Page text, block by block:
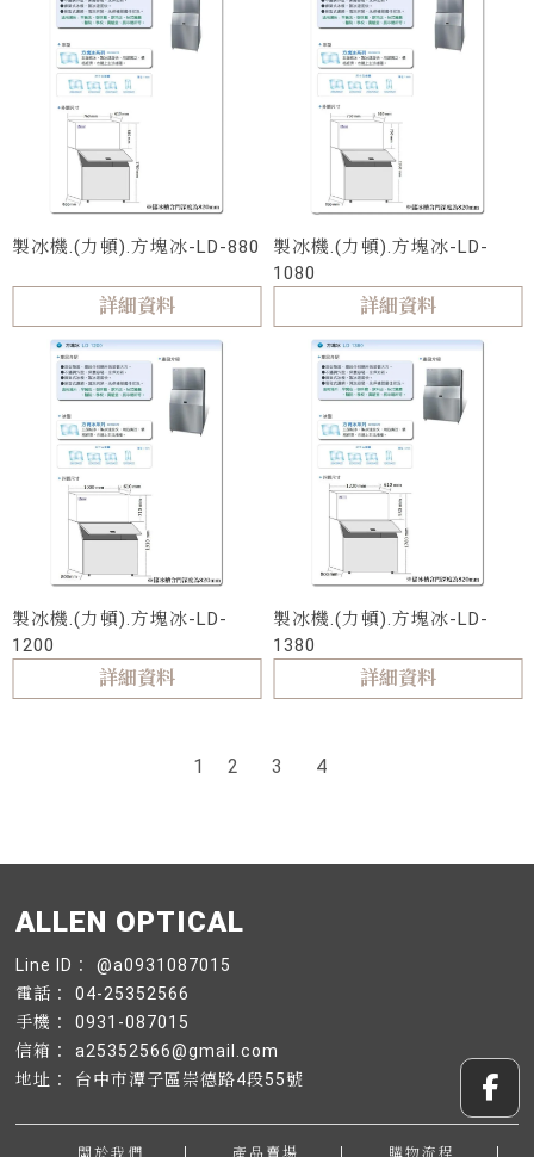
製冰機.(力頓).方塊冰-LD-880
詳細資料
製冰機.(力頓).方塊冰-LD-
1080
詳細資料
製冰機.(力頓).方塊冰-LD-
1200
詳細資料
製冰機.(力頓).方塊冰-LD-
1380
詳細資料
1 2 3 4
@a0931087015
04-25352566
0931-087015
a25352566@gmail.com
台中市潭子區崇德路4段55號
關於我們 產品賣場 購物流程